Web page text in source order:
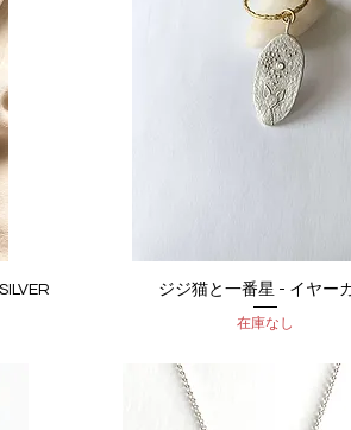
クイックビュー
ジジ猫と一番星 - イヤー
在庫なし